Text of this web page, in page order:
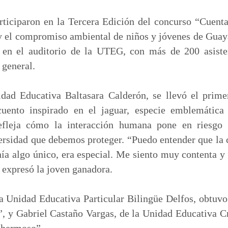
p
a
t
i
en la Tercera Edición del concurso
compromiso ambiental de niños y jóvenes de
el auditorio de la UTEG, con más de 200
Educativa Baltasara Calderón, se llevó el
inspirado en el jaguar, especie emblemática
cómo la interacción humana pone en
que debemos proteger. “Puedo entender que
algo único, era especial. Me siento muy contenta
la joven ganadora.
Unidad Educativa Particular Bilingüe Delfos,
y Gabriel Castaño Vargas, de la Unidad Educativa